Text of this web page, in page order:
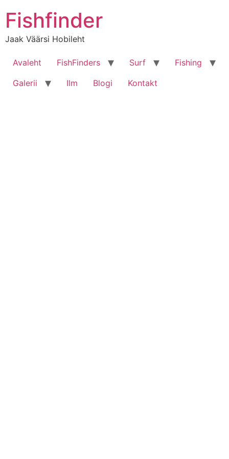
sisu
juurde
Fishfinder
Jaak Väärsi Hobileht
Avaleht FishFinders Surf
Fishing
Galerii
Ilm Blogi Kontakt